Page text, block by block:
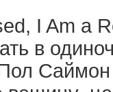
I Am a
в